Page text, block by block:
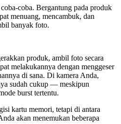
coba. Bergantung pada produk
menuang, mencambuk, dan
banyak foto.
produk, ambil foto secara
melakukannya dengan menggeser
di sana. Di kamera Anda,
sudah cukup — meskipun
burst tertentu.
kartu memori, tetapi di antara
akan menemukan beberapa